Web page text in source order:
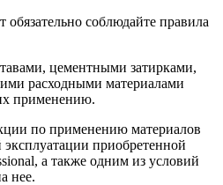
соблюдайте правила
цементными затирками,
расходными материалами
применению.
по применению материалов
эксплуатации приобретенной
а также одним из условий
нее.